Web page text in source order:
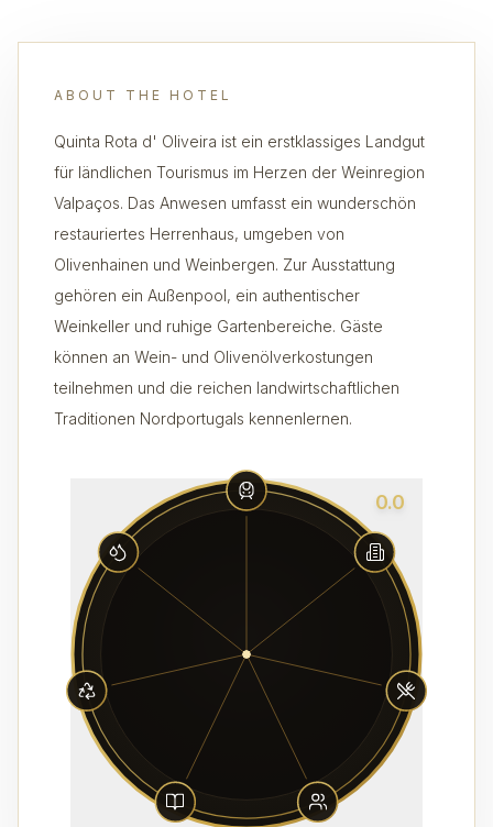
ABOUT THE HOTEL
Quinta Rota d' Oliveira ist ein erstklassiges Landgut
für ländlichen Tourismus im Herzen der Weinregion
Valpaços. Das Anwesen umfasst ein wunderschön
restauriertes Herrenhaus, umgeben von
Olivenhainen und Weinbergen. Zur Ausstattung
gehören ein Außenpool, ein authentischer
Weinkeller und ruhige Gartenbereiche. Gäste
können an Wein- und Olivenölverkostungen
teilnehmen und die reichen landwirtschaftlichen
Traditionen Nordportugals kennenlernen.
0.0